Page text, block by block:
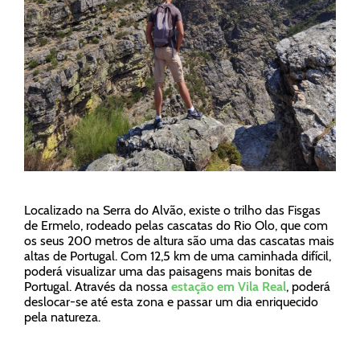
Localizado na Serra do Alvão, existe o trilho das Fisgas
de Ermelo, rodeado pelas cascatas do Rio Olo, que com
os seus 200 metros de altura são uma das cascatas mais
altas de Portugal. Com 12,5 km de uma caminhada difícil,
poderá visualizar uma das paisagens mais bonitas de
Portugal. Através da nossa estação em Vila Real, poderá
deslocar-se até esta zona e passar um dia enriquecido
pela natureza.